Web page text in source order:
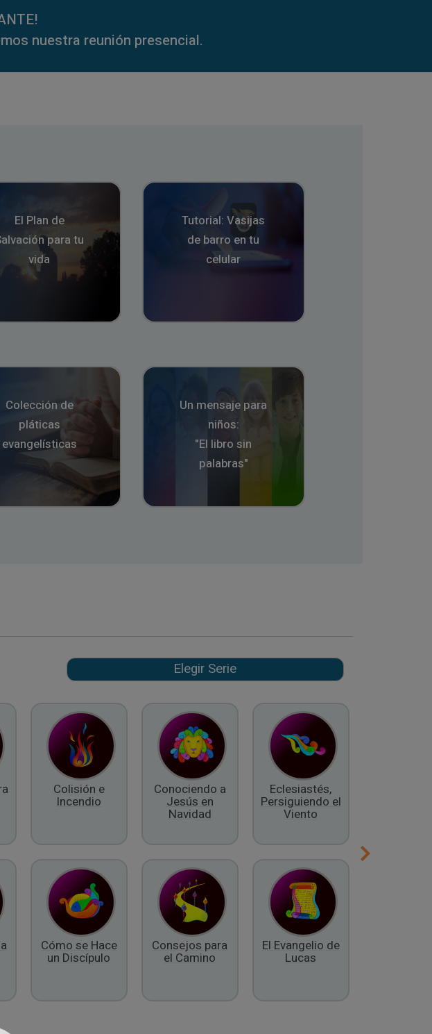
nuestra reunión presencial.
El Plan de
para tu
vida
Tutorial: Vasijas
de barro en tu
celular
Colección de
pláticas
evangelísticas
Un mensaje para
niños:
"El libro sin
palabras"
Colisión e
Incendio
Cómo se Hace
un Discípulo
Conociendo a
Jesús en
Navidad
Consejos para
el Camino
Eclesiastés,
Persiguiendo el
Viento
El Evangelio de
Lucas